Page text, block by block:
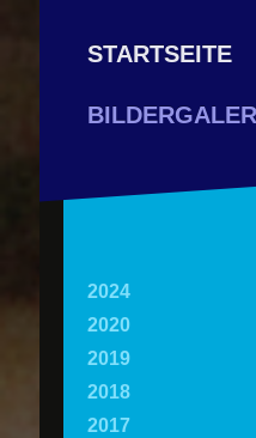
STARTSEITE
2024
2020
2019
2018
2017